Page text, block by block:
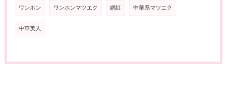
ワンホン ワンホンマツエク 網紅 中華系マツエク
中華美人